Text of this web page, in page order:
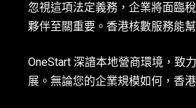
忽視這項法定義務，企業將面臨
夥伴至關重要。香港核數服務能
OneStart 深諳本地營商環境，致
展。無論您的企業規模如何，香